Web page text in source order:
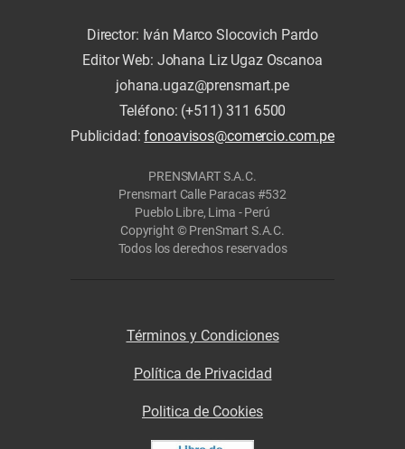
Director: Iván Marco Slocovich Pardo
Editor Web: Johana Liz Ugaz Oscanoa
johana.ugaz@prensmart.pe
Teléfono: (+511) 311 6500
Publicidad:fonoavisos@comercio.com.pe
PRENSMART S.A.C.
Prensmart Calle Paracas #532
Pueblo Libre, Lima - Perú
Copyright © PrenSmart S.A.C.
Todos los derechos reservados
Términos y Condiciones
Política de Privacidad
Politica de Cookies